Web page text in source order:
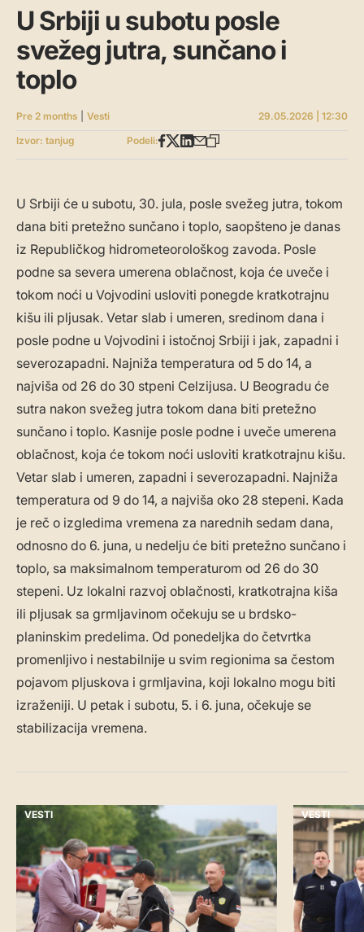
U Srbiji u subotu posle
svežeg jutra, sunčano i
toplo
Pre 2 months Vesti
29.05.2026 | 12:30
Izvor: tanjug
Podeli:
U Srbiji će u subotu, 30. jula, posle svežeg jutra, tokom
dana biti pretežno sunčano i toplo, saopšteno je danas
iz Republičkog hidrometeorološkog zavoda. Posle
podne sa severa umerena oblačnost, koja će uveče i
tokom noći u Vojvodini usloviti ponegde kratkotrajnu
kišu ili pljusak. Vetar slab i umeren, sredinom dana i
posle podne u Vojvodini i istočnoj Srbiji i jak, zapadni i
severozapadni. Najniža temperatura od 5 do 14, a
najviša od 26 do 30 stpeni Celzijusa. U Beogradu će
sutra nakon svežeg jutra tokom dana biti pretežno
sunčano i toplo. Kasnije posle podne i uveče umerena
oblačnost, koja će tokom noći usloviti kratkotrajnu kišu.
Vetar slab i umeren, zapadni i severozapadni. Najniža
temperatura od 9 do 14, a najviša oko 28 stepeni. Kada
je reč o izgledima vremena za narednih sedam dana,
odnosno do 6. juna, u nedelju će biti pretežno sunčano i
toplo, sa maksimalnom temperaturom od 26 do 30
stepeni. Uz lokalni razvoj oblačnosti, kratkotrajna kiša
ili pljusak sa grmljavinom očekuju se u brdsko-
planinskim predelima. Od ponedeljka do četvrtka
promenljivo i nestabilnije u svim regionima sa čestom
pojavom pljuskova i grmljavina, koji lokalno mogu biti
izraženiji. U petak i subotu, 5. i 6. juna, očekuje se
stabilizacija vremena.
VESTI VESTI